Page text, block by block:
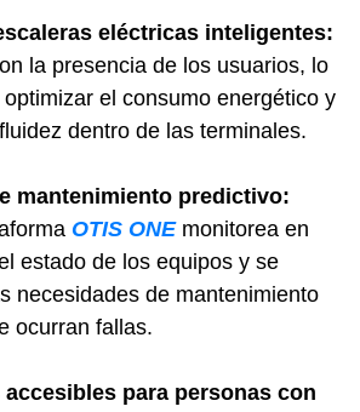
eléctricas inteligentes:
la presencia de los usuarios, lo
el consumo energético y
dentro de las terminales.
mantenimiento predictivo:
OTIS ONEmonitorea en
estado de los equipos y se
necesidades de mantenimiento
ocurran fallas.
para personas con